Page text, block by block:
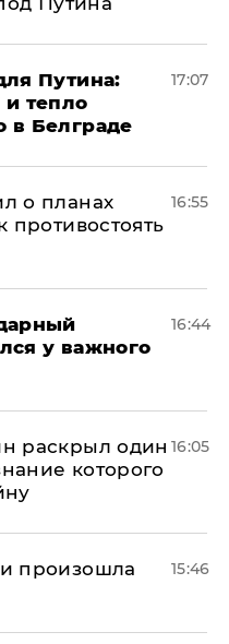
Путина:
тепло
в Белграде
17:07
о планах
противостоять
16:55
у важного
16:44
раскрыл один
которого
16:05
произошла
15:46